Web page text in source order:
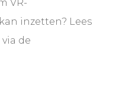
VR-
inzetten? Lees
de